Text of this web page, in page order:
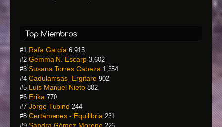
#1 Rafa García 6,915
#2 Gemma N. Escarp 3,602
#3 Susana Torres Cabeza 1,354
#4 Cadulamsas_Ergitare 902
#5 Luis Manuel Nieto 802
#6 Erika 770
#7 Jorge Tubino 244
#8 Certámenes - Equilibria 231
#9 Sandra Gómez Moreno 226